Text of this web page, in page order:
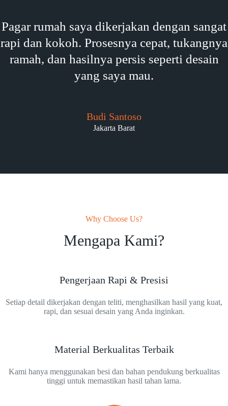
Pagar rumah saya dikerjakan dengan sangat
rapi dan kokoh. Prosesnya cepat, tukangnya
ramah, dan hasilnya persis seperti desain
yang saya mau.
Budi Santoso
Jakarta Barat
Why Choose Us?
Mengapa Kami?
Pengerjaan Rapi & Presisi
Setiap detail dikerjakan dengan teliti, menghasilkan hasil yang kuat,
rapi, dan sesuai desain yang Anda inginkan.
Material Berkualitas Terbaik
Kami hanya menggunakan besi dan bahan pendukung berkualitas
tinggi untuk memastikan hasil tahan lama.